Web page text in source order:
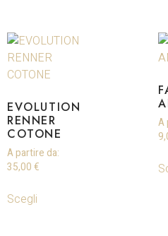
EVOLUTION
RENNER
COTONE
A partire da:
35,00 €
Scegli
A